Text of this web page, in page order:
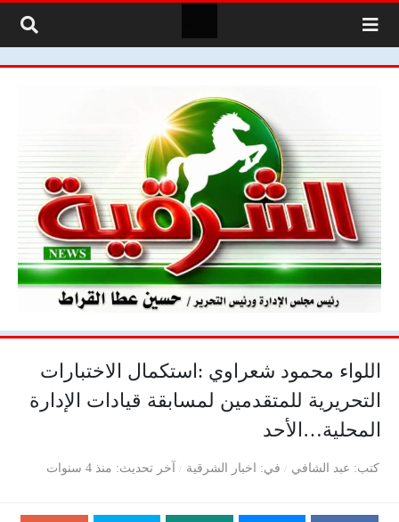
اللواء محمود شعراوي :استكمال الاختبارات
التحريرية للمتقدمين لمسابقة قيادات الإدارة
المحلية…الأحد
كتب عبد الشافي في اخبار الشرقية آخر تحديث منذ 4 سنوات